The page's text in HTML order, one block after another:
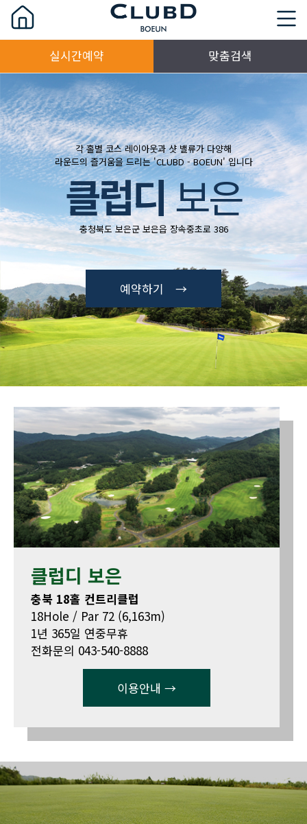
실시간예약 맞춤검색
각 홀별 코스 레이아웃과 샷 밸류가 다양해
라운드의 즐거움을 드리는 'CLUBD - BOEUN' 입니다
클럽디보은
충청북도 보은군 보은읍 장속중초로 386
예약하기 →
클럽디 보은
충북 18홀 컨트리클럽
18Hole / Par 72 (6,163m)
1년 365일 연중무휴
전화문의 043-540-8888
이용안내 →